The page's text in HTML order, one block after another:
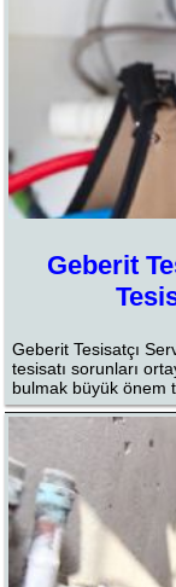
Geberit
Geberit Tesisatçı
tesisatı sorunları
bulmak büyük önem